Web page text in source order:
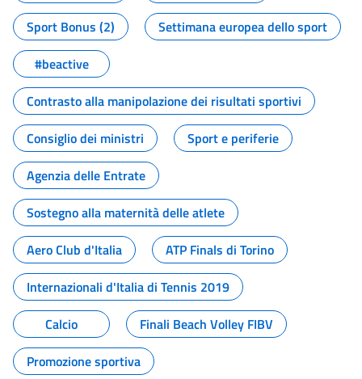
Sport Bonus (2)
Settimana europea dello sport
#beactive
Contrasto alla manipolazione dei risultati sportivi
Consiglio dei ministri
Sport e periferie
Agenzia delle Entrate
Sostegno alla maternità delle atlete
Aero Club d'Italia
ATP Finals di Torino
Internazionali d'Italia di Tennis 2019
Calcio
Finali Beach Volley FIBV
Promozione sportiva